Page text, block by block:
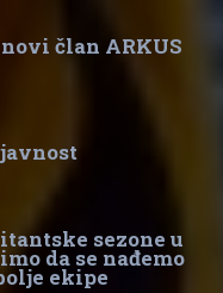
član ARKUS
sezone u
da se nađemo
ekipe